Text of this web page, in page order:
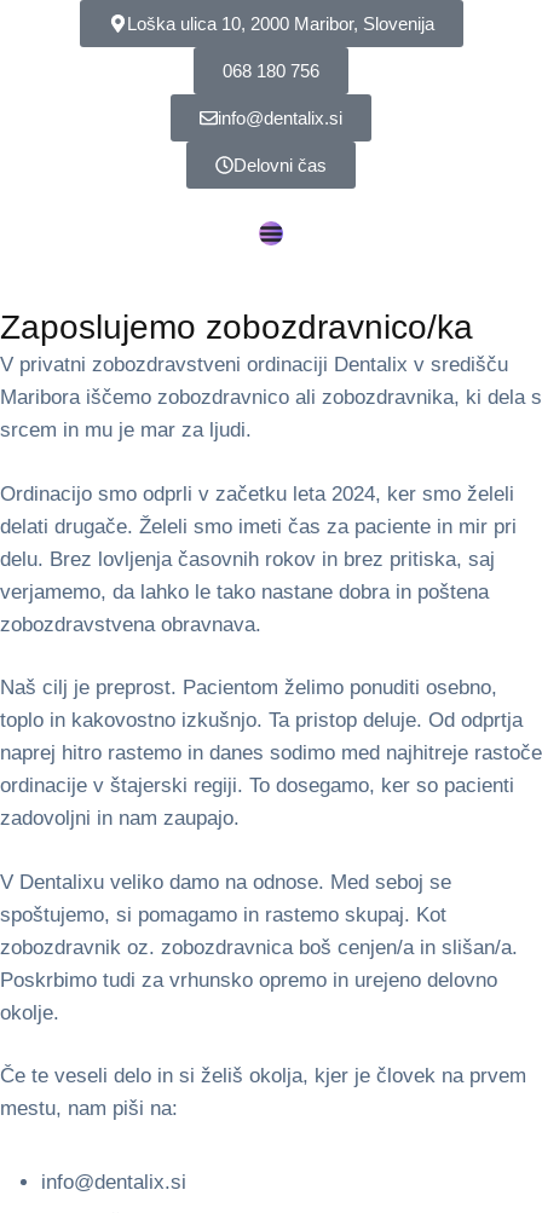
Loška ulica 10, 2000 Maribor, Slovenija
068 180 756
info@dentalix.si
Delovni čas
Zaposlujemo zobozdravnico/ka
V privatni zobozdravstveni ordinaciji Dentalix v središču
Maribora iščemo zobozdravnico ali zobozdravnika, ki dela s
srcem in mu je mar za ljudi.
Ordinacijo smo odprli v začetku leta 2024, ker smo želeli
delati drugače. Želeli smo imeti čas za paciente in mir pri
delu. Brez lovljenja časovnih rokov in brez pritiska, saj
verjamemo, da lahko le tako nastane dobra in poštena
zobozdravstvena obravnava.
Naš cilj je preprost. Pacientom želimo ponuditi osebno,
toplo in kakovostno izkušnjo. Ta pristop deluje. Od odprtja
naprej hitro rastemo in danes sodimo med najhitreje rastoče
ordinacije v štajerski regiji. To dosegamo, ker so pacienti
zadovoljni in nam zaupajo.
V Dentalixu veliko damo na odnose. Med seboj se
spoštujemo, si pomagamo in rastemo skupaj. Kot
zobozdravnik oz. zobozdravnica boš cenjen/a in slišan/a.
Poskrbimo tudi za vrhunsko opremo in urejeno delovno
okolje.
Če te veseli delo in si želiš okolja, kjer je človek na prvem
mestu, nam piši na:
info@dentalix.si